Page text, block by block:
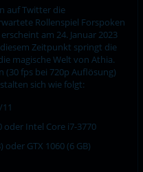
auf Twitter die
Rollenspiel Forspoken
am 24. Januar 2023
Zeitpunkt springt die
magische Welt von Athia.
fps bei 720p Auflösung)
sich wie folgt:
oder Intel Core i7-3770
oder GTX 1060 (6 GB)